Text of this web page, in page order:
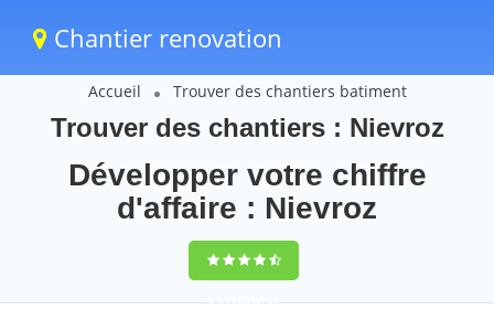
Chantier renovation
Accueil Trouver des chantiers batiment
Trouver des chantiers : Nievroz
Développer votre chiffre
d'affaire : Nievroz
9,5(100%)60